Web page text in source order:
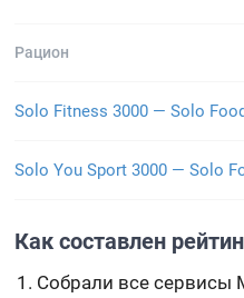
Рацион
Solo Fitness 3000 — Solo
Solo You Sport 3000 — Solo
Как составлен
Собрали все сервисы